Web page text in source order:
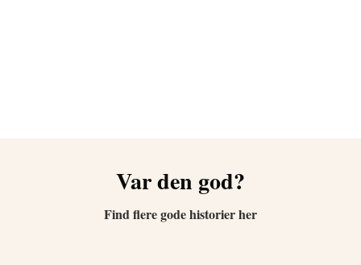
Var den god?
Find flere gode historier her